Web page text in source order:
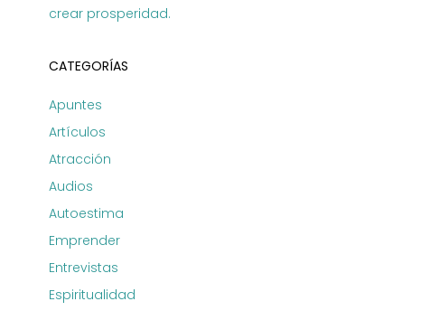
crear prosperidad.
CATEGORÍAS
Apuntes
Artículos
Atracción
Audios
Autoestima
Emprender
Entrevistas
Espiritualidad